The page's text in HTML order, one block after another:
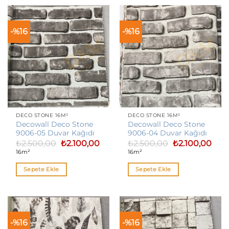
-%16
DECO STONE 16M²
Decowall Deco Stone
9006-05 Duvar Kağıdı
₺2.500,00 Orijinal
fiyat:
₺2.100,00Şu
₺2.100,00.
16m²
Sepete Ekle
-%16
DECO STONE 16M²
Decowall Deco Stone
9006-04 Duvar Kağıdı
₺2.500,00 Orijinal
fiyat:
₺2.100,00Şu
16m²
Sepete Ekle
-%16 -%16